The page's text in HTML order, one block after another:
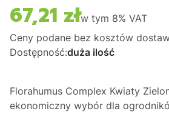
Cena
67,21 złw tym 8% VAT
Ceny podane bez kosztów
Dostępność:duża ilość
Florahumus Complex Kwiaty
ekonomiczny wybór dla